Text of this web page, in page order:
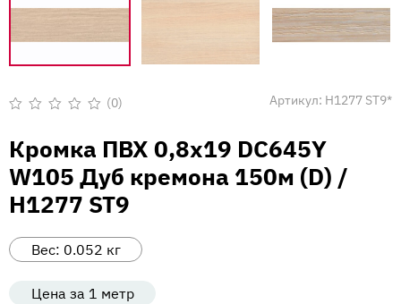
Вакансии
Напишите нам
Артикул: H1277 ST9*
из
5
(0)
Кромка ПВХ 0,8х19 DC645Y
W105 Дуб кремона 150м (D) /
H1277 ST9
Вес: 0.052 кг
Цена за 1 метр